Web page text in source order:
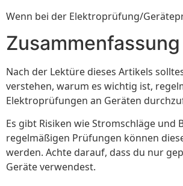
Wenn bei der Elektroprüfung/
Zusammenfassung
Nach der Lektüre dieses Artikels
verstehen, warum es wichtig ist,
Elektroprüfungen an Geräten
Es gibt Risiken wie Stromschläge und
regelmäßigen Prüfungen können
werden. Achte darauf, dass du nur
Geräte verwendest.